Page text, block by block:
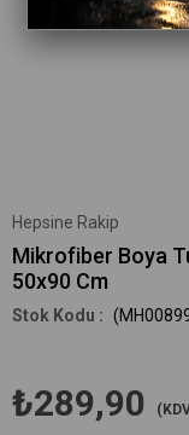
Hepsine Rakip
Mikrofiber Boya
50x90 Cm
₺289,90